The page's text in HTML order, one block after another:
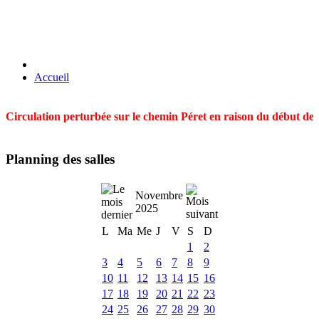
Accueil
Circulation perturbée sur le chemin Péret en raison du début
Planning des salles
Novembre
2025
L
Ma Me J V S
D
1
2
3
4 5 6 7 8
9
10 11 12 13 14 15 16
17 18 19 20 21 22 23
24 25 26 27 28 29 30